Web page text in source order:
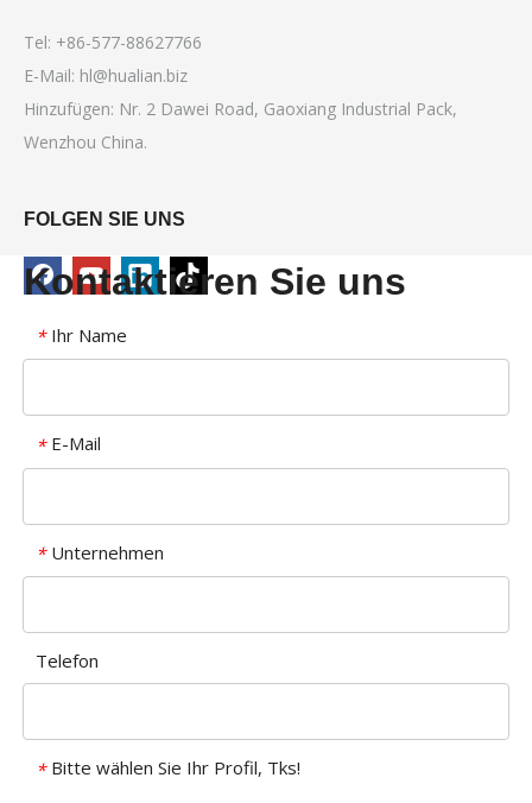
Tel: +86-577-88627766
E-Mail: hl@hualian.biz
Hinzufügen: Nr. 2 Dawei Road, Gaoxiang Industrial Pack,
Wenzhou China.
FOLGEN SIE UNS
Kontaktieren Sie uns
* Ihr Name
* E-Mail
* Unternehmen
Telefon
* Bitte wählen Sie Ihr Profil, Tks!